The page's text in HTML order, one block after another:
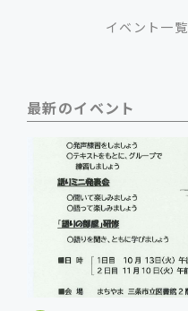
イベント一覧
最新のイベント